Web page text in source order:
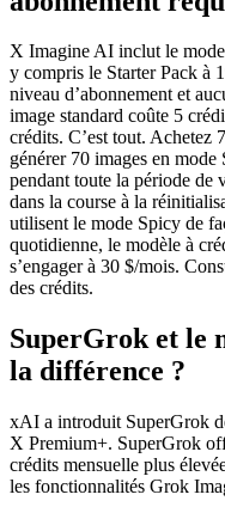
X Imagine AI inclut le
y compris le Starter Pack à
niveau d’abonnement et
image standard coûte 5
crédits. C’est tout. Achetez
générer 70 images en
pendant toute la période de
dans la course à la
utilisent le mode Spicy de
quotidienne, le modèle à
s’engager à 30 $/mois.
des crédits.
SuperGrok et le
la différence ?
xAI a introduit SuperGrok
X Premium+. SuperGrok
crédits mensuelle plus
les fonctionnalités Grok